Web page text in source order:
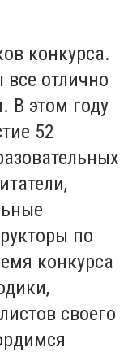
конкурса.
отлично
В этом году
52
по
конкурса
своего